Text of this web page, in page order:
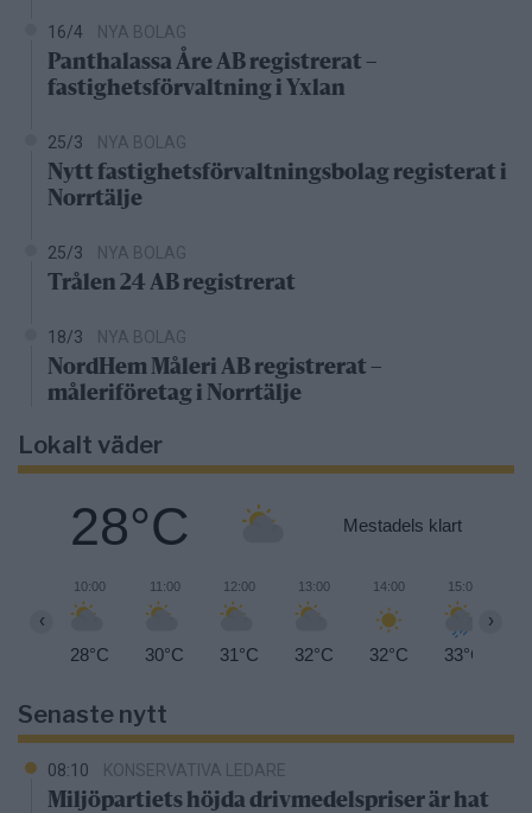
16/4 NYA BOLAG
Panthalassa Åre AB registrerat –
fastighetsförvaltning i Yxlan
25/3 NYA BOLAG
Nytt fastighetsförvaltningsbolag registerat i
Norrtälje
25/3 NYA BOLAG
Trålen 24 AB registrerat
18/3 NYA BOLAG
NordHem Måleri AB registrerat –
måleriföretag i Norrtälje
Lokalt väder
28°C Mestadels klart
10:00
28°C
11:00
30°C
12:00
31°C
13:00
32°C
14:00
32°C
15:00
33°C
‹ ›
Senaste nytt
08:10 KONSERVATIVA LEDARE
Miljöpartiets höjda drivmedelspriser är hat